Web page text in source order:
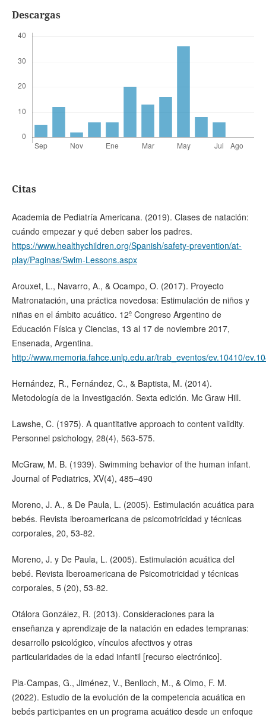
Descargas
Citas
Academia de Pediatría Americana. (2019). Clases de natación:
cuándo empezar y qué deben saber los padres.
https://www.healthychildren.org/Spanish/safety-prevention/at-
play/Paginas/Swim-Lessons.aspx
Arouxet, L., Navarro, A., & Ocampo, O. (2017). Proyecto
Matronatación, una práctica novedosa: Estimulación de niños y
niñas en el ámbito acuático. 12º Congreso Argentino de
Educación Física y Ciencias, 13 al 17 de noviembre 2017,
Ensenada, Argentina.
http://www.memoria.fahce.unlp.edu.ar/trab_eventos/ev.10410/
Hernández, R., Fernández, C., & Baptista, M. (2014).
Metodología de la Investigación. Sexta edición. Mc Graw Hill.
Lawshe, C. (1975). A quantitative approach to content validity.
Personnel psichology, 28(4), 563-575.
McGraw, M. B. (1939). Swimming behavior of the human infant.
Journal of Pediatrics, XV(4), 485–490
Moreno, J. A., & De Paula, L. (2005). Estimulación acuática para
bebés. Revista iberoamericana de psicomotricidad y técnicas
corporales, 20, 53-82.
Moreno, J. y De Paula, L. (2005). Estimulación acuática del
bebé. Revista Iberoamericana de Psicomotricidad y técnicas
corporales, 5 (20), 53-82.
Otálora González, R. (2013). Consideraciones para la
enseñanza y aprendizaje de la natación en edades tempranas:
desarrollo psicológico, vínculos afectivos y otras
particularidades de la edad infantil [recurso electrónico].
Pla-Campas, G., Jiménez, V., Benlloch, M., & Olmo, F. M.
(2022). Estudio de la evolución de la competencia acuática en
bebés participantes en un programa acuático desde un enfoque